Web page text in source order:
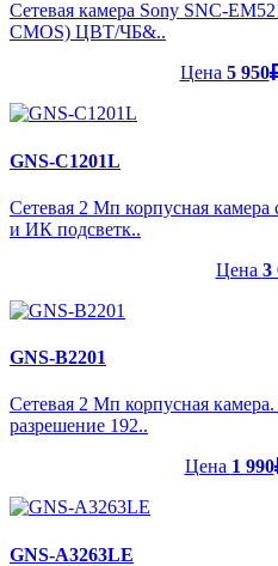
Сетевая камера Sony SNC-
CMOS) ЦВТ/ЧБ&..
Цена 5 950
GNS-C1201L
Сетевая 2 Мп корпусная
и ИК подсветк..
Цена 3
GNS-B2201
Сетевая 2 Мп корпусная
разрешение 192..
Цена 1 990
GNS-A3263LE